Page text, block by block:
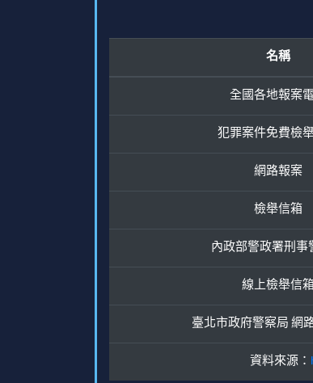
名稱
全國各地報案
犯罪案件免費檢
網路報案
檢舉信箱
內政部警政署刑事
線上檢舉信箱
臺北市政府警察局 網
資料來源：